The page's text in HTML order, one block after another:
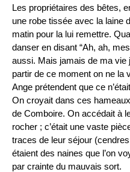
Les propriétaires des bêtes,
une robe tissée avec la laine
matin pour la lui remettre.
danser en disant “Ah, ah,
aussi. Mais jamais de ma vie
partir de ce moment on ne la
Ange prétendent que ce
On croyait dans ces
de Comboire. On accédait à
rocher ; c’était une vaste
traces de leur séjour
étaient des naines que l’on
par crainte du mauvais sort.